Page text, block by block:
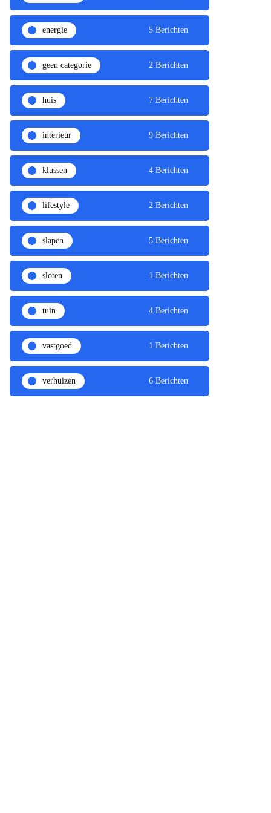
energie 5 Berichten
geen categorie 2 Berichten
huis 7 Berichten
interieur 9 Berichten
klussen 4 Berichten
lifestyle 2 Berichten
slapen 5 Berichten
sloten 1 Berichten
tuin 4 Berichten
vastgoed 1 Berichten
verhuizen 6 Berichten